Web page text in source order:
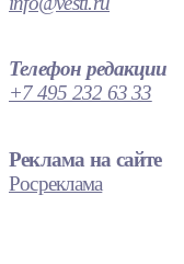
Телефон редакции
+7 495 232 63 33
Реклама на сайте
Росреклама